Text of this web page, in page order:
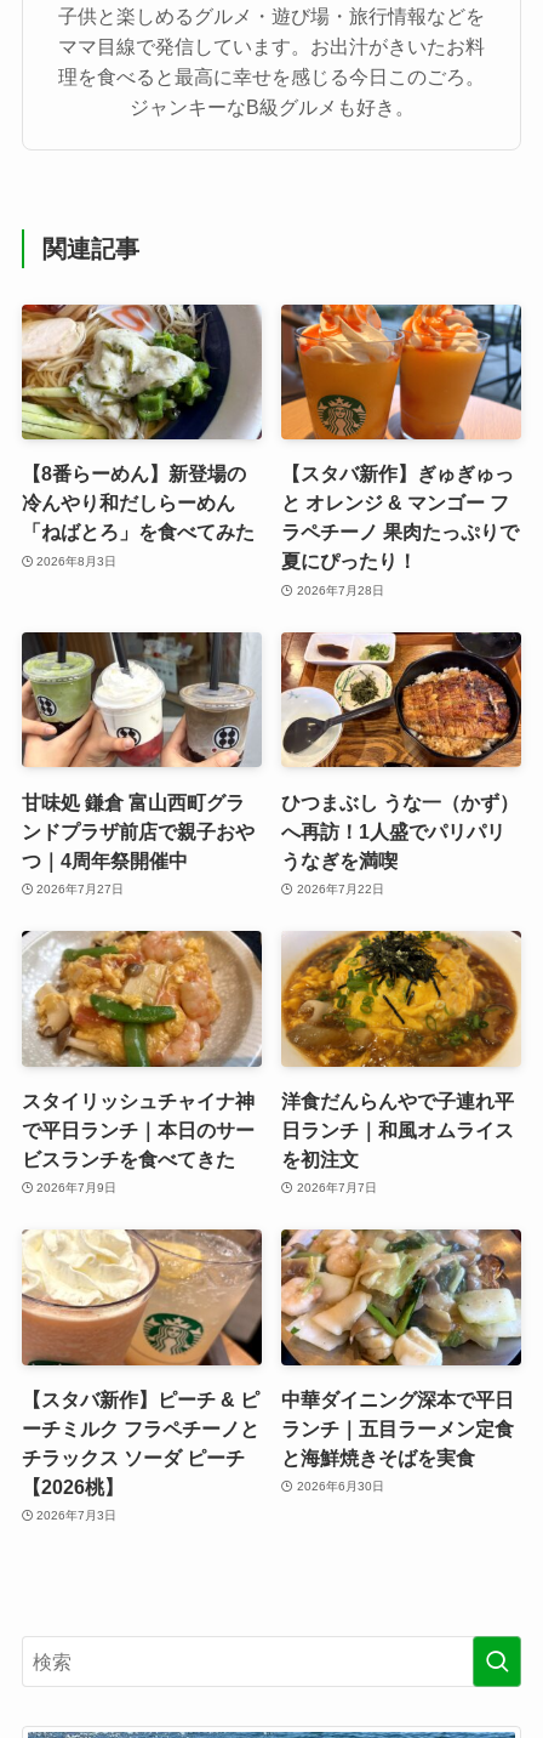
子供と楽しめるグルメ・遊び場・旅行情報などを
ママ目線で発信しています。お出汁がきいたお料
理を食べると最高に幸せを感じる今日このごろ。
ジャンキーなB級グルメも好き。
関連記事
【8番らーめん】新登場の
冷んやり和だしらーめん
「ねばとろ」を食べてみた
2026年8月3日
【スタバ新作】ぎゅぎゅっ
と オレンジ & マンゴー フ
ラペチーノ 果肉たっぷりで
夏にぴったり！
2026年7月28日
甘味処 鎌倉 富山西町グラ
ンドプラザ前店で親子おや
つ｜4周年祭開催中
2026年7月27日
ひつまぶし うな一（かず）
へ再訪！1人盛でパリパリ
うなぎを満喫
2026年7月22日
スタイリッシュチャイナ神
で平日ランチ｜本日のサー
ビスランチを食べてきた
2026年7月9日
洋食だんらんやで子連れ平
日ランチ｜和風オムライス
を初注文
2026年7月7日
【スタバ新作】ピーチ & ピ
ーチミルク フラペチーノと
チラックス ソーダ ピーチ
【2026桃】
2026年7月3日
中華ダイニング深本で平日
ランチ｜五目ラーメン定食
と海鮮焼きそばを実食
2026年6月30日